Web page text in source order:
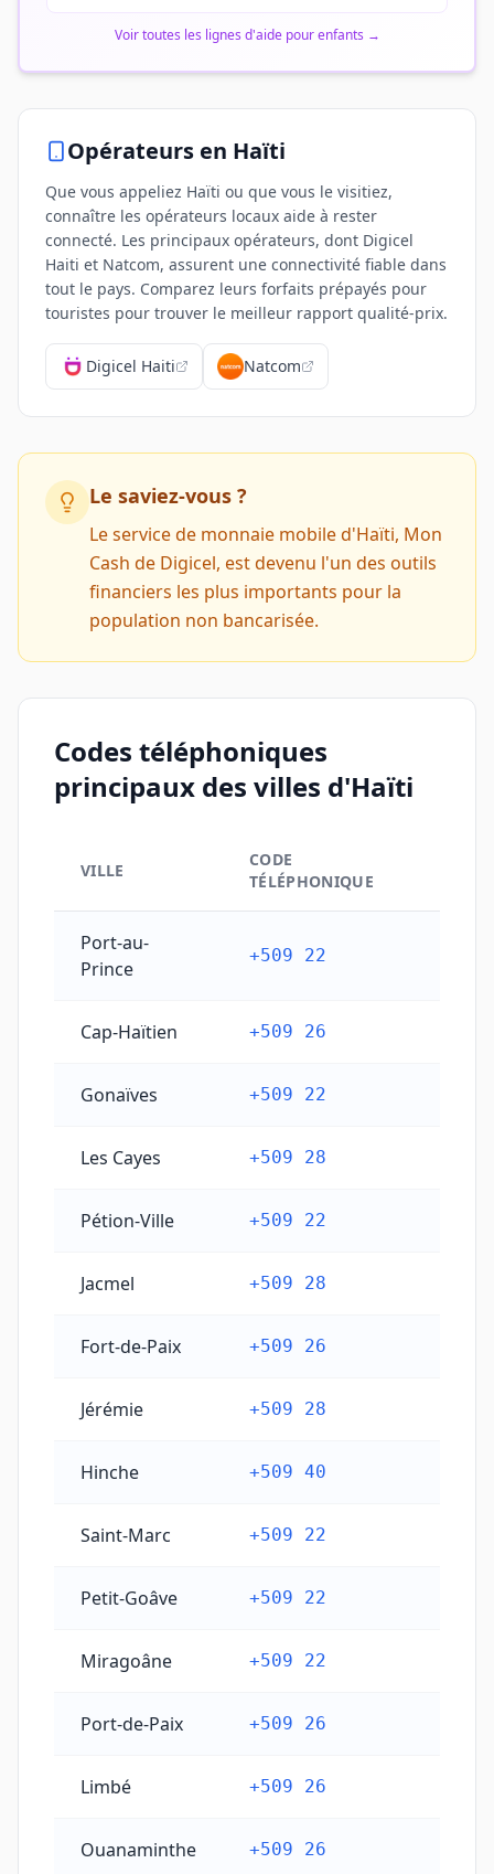
Voir toutes les lignes d'aide pour enfants →
Opérateurs en Haïti
Que vous appeliez Haïti ou que vous le visitiez,
connaître les opérateurs locaux aide à rester
connecté. Les principaux opérateurs, dont Digicel
Haiti et Natcom, assurent une connectivité fiable dans
tout le pays. Comparez leurs forfaits prépayés pour
touristes pour trouver le meilleur rapport qualité-prix.
Digicel Haiti Natcom
Le saviez-vous ?
Le service de monnaie mobile d'Haïti, Mon
Cash de Digicel, est devenu l'un des outils
financiers les plus importants pour la
population non bancarisée.
Codes téléphoniques
principaux des villes d'Haïti
VILLE
CODE
TÉLÉPHONIQUE
Port-au-
Prince
+509 22
Cap-Haïtien +509 26
Gonaïves +509 22
Les Cayes +509 28
Pétion-Ville +509 22
Jacmel +509 28
Fort-de-Paix +509 26
Jérémie +509 28
Hinche +509 40
Saint-Marc +509 22
Petit-Goâve +509 22
Miragoâne +509 22
Port-de-Paix +509 26
Limbé +509 26
Ouanaminthe +509 26